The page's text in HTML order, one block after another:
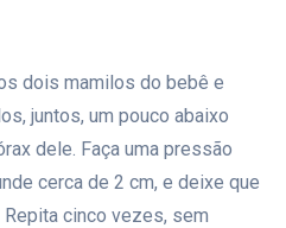
dois mamilos do bebê e
juntos, um pouco abaixo
dele. Faça uma pressão
cerca de 2 cm, e deixe que
cinco vezes, sem